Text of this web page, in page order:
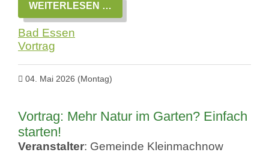
WEITERLESEN …
LECKERBISSEN
FÜR
Bad Essen
Vortrag
04. Mai 2026 (Montag)
Vortrag: Mehr Natur im Garten? Einfach
starten!
Veranstalter: Gemeinde Kleinmachnow